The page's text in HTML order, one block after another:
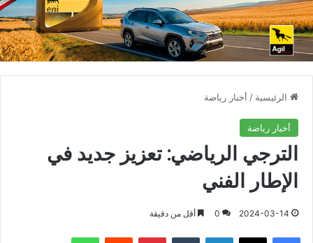
الرئيسية / أخبار رياضة
أخبار رياضة
الترجي الرياضي: تعزيز جديد في
الإطار الفني
2024-03-14
0 أقل من دقيقة
فيسبوك X لينكدإن بينتيريست واتساب